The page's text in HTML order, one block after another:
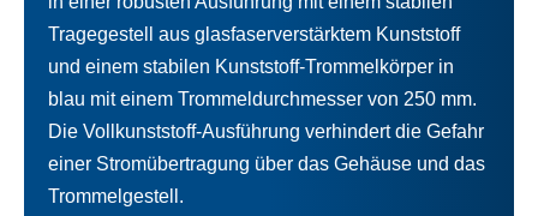
Tragegestell aus glasfaserverstärktem Kunststoff
und einem stabilen Kunststoff-Trommelkörper in
blau mit einem Trommeldurchmesser von 250 mm.
Die Vollkunststoff-Ausführung verhindert die Gefahr
einer Stromübertragung über das Gehäuse und das
Trommelgestell.